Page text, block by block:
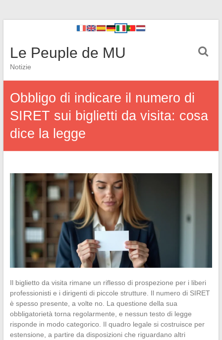
Le Peuple de MU
Notizie
Obbligo di indicare il numero di
SIRET sui biglietti da visita: cosa
dice la legge
Il biglietto da visita rimane un riflesso di prospezione per i liberi
professionisti e i dirigenti di piccole strutture. Il numero di SIRET
è spesso presente, a volte no. La questione della sua
obbligatorietà torna regolarmente, e nessun testo di legge
risponde in modo categorico. Il quadro legale si costruisce per
estensione, a partire da disposizioni che riguardano altri